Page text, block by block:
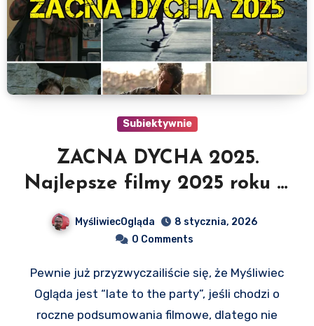
Subiektywnie
ZACNA DYCHA 2025.
Najlepsze filmy 2025 roku w
MyśliwiecOgląda
8 stycznia, 2026
0 Comments
Pewnie już przyzwyczailiście się, że Myśliwiec
Ogląda jest “late to the party”, jeśli chodzi o
roczne podsumowania filmowe, dlatego nie